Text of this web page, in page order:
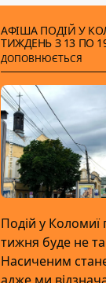
АФІША ПОДІЙ У
ТИЖДЕНЬ З 13 ПО
ДОПОВНЮЄТЬСЯ
Подій у Коломиї
тижня буде не
Насиченим